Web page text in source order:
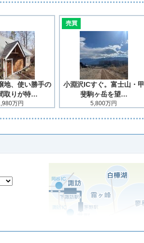
地、使い勝手の
取りが特…
万円
売買
小淵沢ICすぐ。富士山・甲
斐駒ヶ岳を望…
5,800万円